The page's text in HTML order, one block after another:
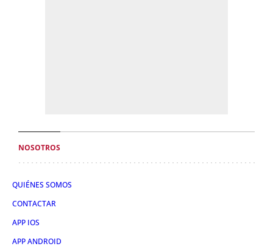
NOSOTROS
QUIÉNES SOMOS
CONTACTAR
APP IOS
APP ANDROID